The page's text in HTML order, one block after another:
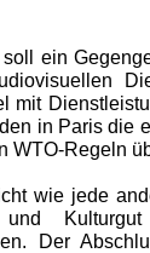
ein
mit
in Paris die
WTO-Regeln
wie jede
Der